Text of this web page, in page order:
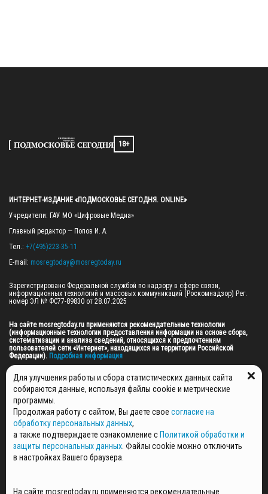
18+
ИНТЕРНЕТ-ИЗДАНИЕ «ПОДМОСКОВЬЕ СЕГОДНЯ. ONLINE»
Учредители: ГАУ МО «Цифровые Медиа»
Главный редактор — Попов И. А.
Тел.: +7(495)223-35-11
E-mail: mosregtoday@mosregtoday.ru
Зарегистрировано Федеральной службой по надзору в сфере связи,
информационных технологий и массовых коммуникаций (Роскомнадзор) Рег.
номер ЭЛ № ФС77-89830 от 28.07.2025
На сайте mosregtoday.ru применяются рекомендательные технологии
(информационные технологии предоставления информации на основе сбора,
систематизации и анализа сведений, относящихся к предпочтениям
пользователей сети «Интернет», находящихся на территории Российской
Федерации). Подробная информация
© 2026 ПРАВА НА ВСЕ МАТЕРИАЛЫ САЙТА ПРИНАДЛЕЖАТ ГАУ МО "ЦИФРОВЫЕ
МЕДИА" (ОГРН: 1255000059467).
ПОЛИТИКА ОБРАБОТКИ И ЗАЩИТЫ ПЕРСОНАЛЬНЫХ ДАННЫХ
НОВОСТИ
ГАЗЕТЫ
РЕКЛАМОДАТЕЛЯМ
Для улучшения работы и сбора статистических данных сайта
собираются данные, используя файлы cookie и метрические
программы.
Продолжая работу с сайтом, Вы даете свое согласие на
обработку персональных данных,
а также подтверждаете ознакомление с Политикой обработки и
защиты персональных данных . Файлы cookie можно отключить
в настройках Вашего браузера.
На сайте mosregtoday.ru применяются рекомендательные